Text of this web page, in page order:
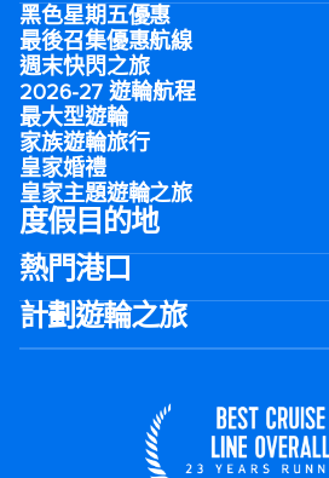
黑色星期五優惠
最後召集優惠航線
週末快閃之旅
2026-27 遊輪航程
最大型遊輪
家族遊輪旅行
皇家婚禮
皇家主題遊輪之旅
度假目的地
熱門港口
計劃遊輪之旅